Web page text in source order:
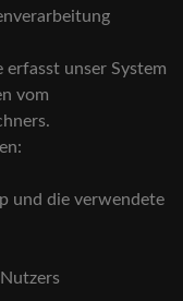
unser System
vom
und die verwendete